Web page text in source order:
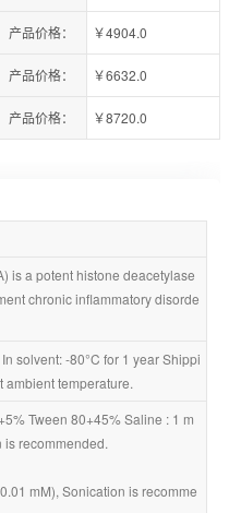
产品价格： ￥4904.0
产品价格： ￥6632.0
产品价格： ￥8720.0
is a potent histone deacetylase
chronic inflammatory disorde
solvent: -80°C for 1 year Shippi
ambient temperature.
Tween 80+45% Saline : 1 m
is recommended.